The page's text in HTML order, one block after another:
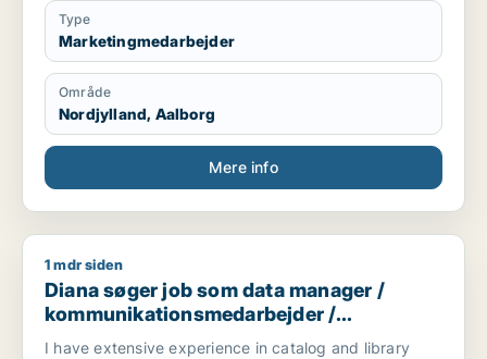
Type
Marketingmedarbejder
Område
Nordjylland, Aalborg
Mere info
Diana søger job som data manager /
1 mdr siden
Diana søger job som data manager /
kommunikationsmedarbejder /
kulturmedarbejder / kreativ medarbejder /
I have extensive experience in catalog and library